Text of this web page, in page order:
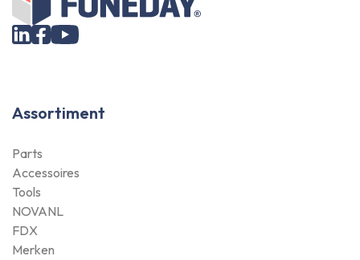
Assortiment
Parts
Accessoires
Tools
NOVANL
FDX
Merken